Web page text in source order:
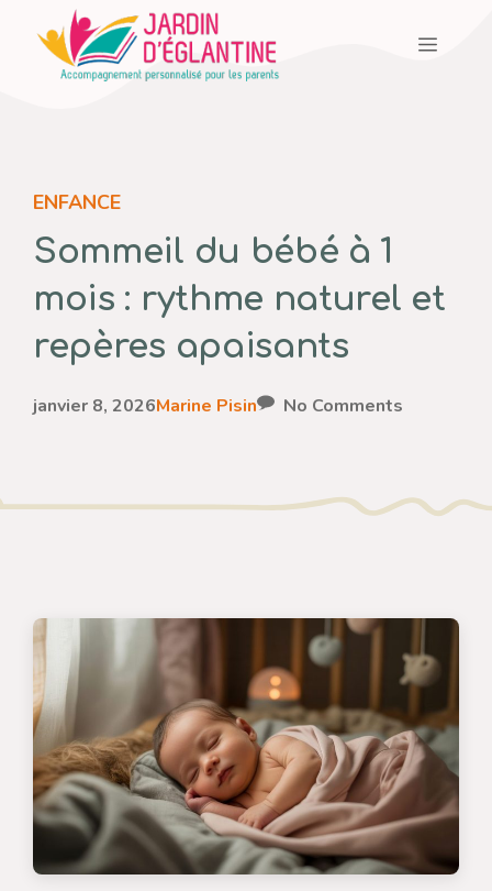
contenu
Menu
ENFANCE
Sommeil du bébé à 1
mois : rythme naturel et
repères apaisants
janvier 8, 2026Marine Pisin No Comments